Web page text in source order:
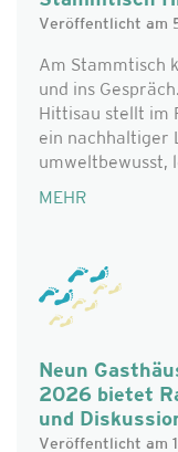
Veröffentlicht am
Am Stammtisch
und ins
Hittisau stellt im
ein nachhaltiger
umweltbewusst,
MEHR
Neun
2026 bietet
und
Veröffentlicht am